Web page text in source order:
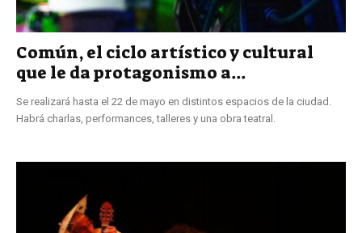
Común, el ciclo artístico y cultural
que le da protagonismo a...
Se realizará hasta el 22 de mayo en distintos espacios de la ciudad.
Habrá charlas, performances, talleres y una obra teatral.